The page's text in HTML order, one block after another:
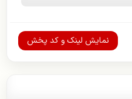
نمایش لینک و کد پخش